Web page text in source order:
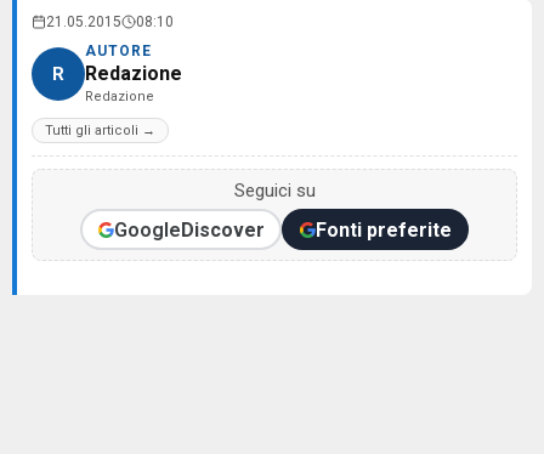
21.05.2015 08:10
R
AUTORE
Redazione
Redazione
Tutti gli articoli →
Seguici su
GoogleDiscover Fonti preferite